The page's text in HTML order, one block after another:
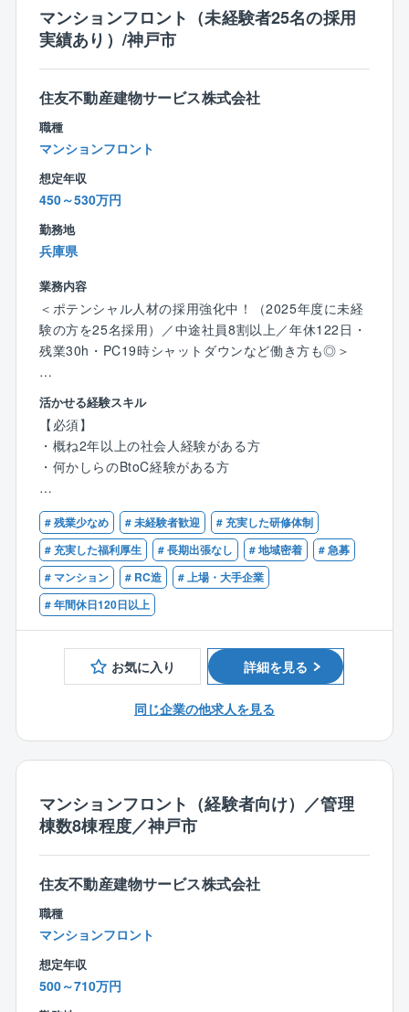
も、コールセンターに転送される仕組みがあります。
他にもサービス残業を防ぐため、平日19時にはPC自動
シャットダウン、休日のPC利用は上長承認が事前に必
要となっている等、オンとオフの切替については徹底
しています。
柔軟な働き方の一環として、同社では時差出勤の利用
を促進しております。
＜例＞
「現場確認のため早出」8:00～17:00
「子供の送迎のため遅出」10:00～19:00
「夜の理事会に併せて遅出」12:00～21:00
※前日までの上長承認で、プライベートな理由であって
も利用可能。
実際に70％以上のフロント社員の利用実績がありま
す。
寄り添った提案が可能であり、顧客満足度は5年連続1
位です。
また、リプレイスや見積作成等の事務処理は別部署が
ある為、マンションフロント業に専念できることもポ
イントです。
【同社について】
東証プライム上場グループの「製造、販売、管理」一
貫体制において、マンション管理を担う同社。
野村不動産からの安定した新築物件供給もあり、管理
戸数は10万戸を超えています。
無借金経営を続けながら順調に業績を伸ばしており、
ストック産業ならではの安定性と将来性を誇っていま
す。
同社のフィールドは管理業務から、より快適で豊かな
生活を提案する「ライフコンサルティング業務」へと
広がっています。
同社では、全職種にて夜勤や休日出勤、PCが20時に強
制シャットダウンなど残業を減らしていく取り組みを
行っています。
パソコンのログにて勤怠の管理を行っており、自身の
申告とログに30分以上の相違がある場合は上長に指摘
が入る仕組みになっているという徹底ぶり。
課部長などの管理職の評価査定には、部下の労務管理
に関する項目があり、会社全体で、働き方改革に取り
組んでいく姿勢を整えています。
その姿勢は、形ある「モノ」ではなく、「サービス」
の提供を商品とする会社だからこそ、サービスの提供
に、成り立っています。
■野村不動産グループの安定した環境／充実の福利厚生
のグループ企業として安定した基盤と充実の福利厚生
く活躍をいただける環境を整えております。またそれ
に伴い、管理戸数や売り上げも順調に推移しておりま
す。
で、大手管理会社から、転職実績多数あります！
(1)居住者からの問い合わせ対応：
専有部や共有部の故障、トラブルに対応します。
社内技術スタッフ、管理部門と連携し、セキュリティ
や施工会社を手配するなど、最適な改善策を実行しま
す。
(2)住まいるサポーターとの連絡業務：
マンションの清掃や点検を担当する管理員と連絡を取
り、安全・快適を維持します。
(3)マンション管理組合への企画提案：
月1回程度、理事会に参加。
とめた月次決算書の提出を行ないます。
また季節ごとのイベントの実施など、マンション運営
やコミュニティ形成に関わる様々なアドバイスを行な
います。
社内の様々な部門や協力会社と連携しながらトラブル
などを解決し、居住者の方から感謝の言葉をいただい
たときには充実感があります。
富裕層の方が住まわれる、ハイグレードなマンション
を多く管理しています。
【働く魅力】
■夜間や休日の急な呼び出しはほとんど無し
夜間の対応並びに緊急対応は野村スマイルセンターが
一次対応いたします。そこで9割以上の問い合わせ対応
が完結するため休日や夜間に緊急対応することはほと
■フロント職の離職率が2.4％程度
フレックス制度や在宅勤務等を用いてワークライフバ
管理棟数は1名あたり10件前後の為、お客様一人一人に
寄り添った提案が可能であり、顧客満足度は5年連続1
位です。
また、リプレイスや見積作成等の事務処理は別部署が
ある為、マンションフロント業に専念できることもポ
イントです。
【同社について】
東証プライム上場グループの「製造、販売、管理」一
マンションフロント（未経験者25名の採用
実績あり）/神戸市
住友不動産建物サービス株式会社
職種
マンションフロント
想定年収
450～530万円
勤務地
兵庫県
業務内容
＜ポテンシャル人材の採用強化中！（2025年度に未経
験の方を25名採用）／中途社員8割以上／年休122日・
残業30h・PC19時シャットダウンなど働き方も◎＞
★この求人のポイント
１．【20代で年収700万も。圧倒的な報酬スピード】
27歳・2年目で年収540万円、30歳で700万円超えも
可能。
同世代に圧倒的な差をつける給与水準と、住友グル
ープの資産形成支援が手に入ります。
２．【最強の市場価値／一生モノの「課題解決スキ
ル」】
全居住者アンケートに向き合うストイックな環境
で、本物のコンサル力を伝授。
界からも欲しがられる武器になります。
３．【未経験からプロへ／19時退勤と充実の研修制
４．【住友グループの厚い福利厚生・働き方】
PCは19時にシャットダウンなどワークライフバラン
スを仕組みで解決。
残業抑制を徹底しており、無理な働き方はさせませ
ん。
また、自社ホテル最大7割引き、出生・育児休暇、資
産形成支援など、住友不動産グループならではの一生
モノの安心が手に入ります。
活かせる経験スキル
【必須】
・概ね2年以上の社会人経験がある方
・何かしらのBtoC経験がある方
【歓迎】
・特に個人に寄り添う仕事、ホスピタリティの高い業
種を経験されている方は歓迎です！
★例えば・・・ホテルや旅館のフロントスタッフ、地
方銀行・信用金庫職員、葬祭業などの就業経験者の入
社実績が複数あります！
・他業種で管理業務主任者、宅地建物取引士、マンシ
ョン管理士、マンション維持修繕技術者などを取得さ
# 残業少なめ # 未経験者歓迎
# 充実した研修体制
# 充実した福利厚生
# 長期出張なし # 地域密着
# 急募
# マンション
# RC造
# 上場・大手企業
# 年間休日120日以上
お気に入り 詳細を見る
同じ企業の他求人を見る
マンションフロント（経験者向け）／管理
棟数8棟程度／神戸市
住友不動産建物サービス株式会社
職種
マンションフロント
想定年収
500～710万円